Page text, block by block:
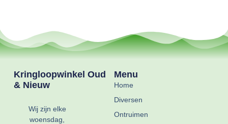
Kringloopwinkel Oud
& Nieuw
Wij zijn elke
woensdag,
Menu
Home
Diversen
Ontruimen